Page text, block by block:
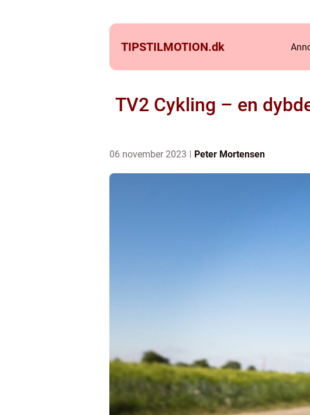
TIPSTILMOTION.dk
TV2 Cykling – en
06 november 2023 Peter Mortensen